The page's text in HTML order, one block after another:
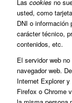
Las cookies no
usted, como
DNI o información
carácter técnico,
contenidos, etc.
El servidor web
navegador web.
Internet Explorer
Firefox o Chrome